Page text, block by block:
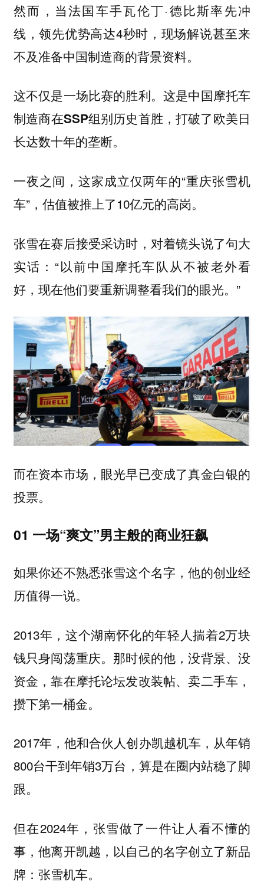
然而，当法国车手瓦伦丁·德比斯率先冲
线，领先优势高达4秒时，现场解说甚至来
不及准备中国制造商的背景资料。
这不仅是一场比赛的胜利。这是中国摩托车
制造商在SSP组别历史首胜，打破了欧美日
长达数十年的垄断。
一夜之间，这家成立仅两年的“重庆张雪机
车”，估值被推上了10亿元的高岗。
张雪在赛后接受采访时，对着镜头说了句大
实话：“以前中国摩托车队从不被老外看
好，现在他们要重新调整看我们的眼光。”
而在资本市场，眼光早已变成了真金白银的
投票。
01 一场“爽文”男主般的商业狂飙
如果你还不熟悉张雪这个名字，他的创业经
历值得一说。
2013年，这个湖南怀化的年轻人揣着2万块
钱只身闯荡重庆。那时候的他，没背景、没
资金，靠在摩托论坛发改装帖、卖二手车，
攒下第一桶金。
2017年，他和合伙人创办凯越机车，从年销
800台干到年销3万台，算是在圈内站稳了脚
跟。
但在2024年，张雪做了一件让人看不懂的
事，他离开凯越，以自己的名字创立了新品
牌：张雪机车。